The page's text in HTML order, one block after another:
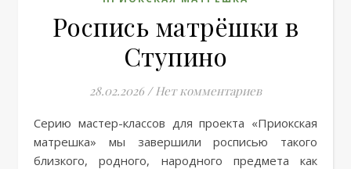
Роспись матрёшки в
Ступино
28.02.2026 / Нет комментариев
Серию мастер-классов для проекта «Приокская
матрешка» мы завершили росписью такого
близкого, родного, народного предмета как